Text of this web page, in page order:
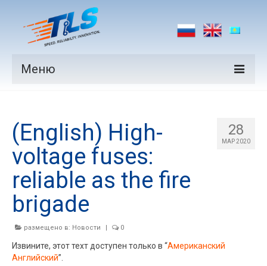
Меню
Производители
Рынки
Новости
Контакты
28
МАР 2020
(English) High-
voltage fuses:
reliable as the fire
brigade
размещено в: Новости | 0
Извините, этот техт доступен только в “Американский
Английский”.